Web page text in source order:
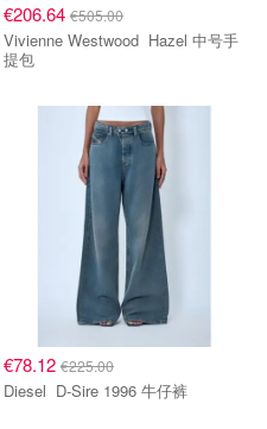
€206.64 €505.00
Vivienne Westwood Hazel 中号手
提包
€78.12 €225.00
Diesel D-Sire 1996 牛仔裤